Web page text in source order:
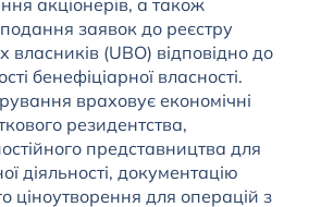
акціонерів, а також
заявок до реєстру
власників (UBO) відповідно до
бенефіціарної власності.
враховує економічні
резидентства,
представництва для
діяльності, документацію
ціноутворення для операцій з